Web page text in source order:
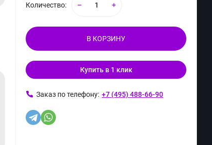
Количество:
В КОРЗИНУ
Купить в 1 клик
Заказ по телефону: +7 (495) 488-66-90